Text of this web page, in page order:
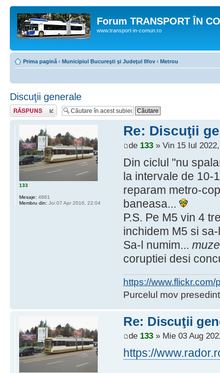
Forum TRANSPORT ÎN
www.transport-in-comun.ro
Prima pagină ‹ Municipiul Bucureşti şi Judeţul Ilfov ‹ Metrou
Discuţii generale
Răspunde
Re: Discuţii
de 133» Vin 15 Iul
Din ciclul "nu
la intervale de 10-
reparam metro-
baneasa...
P.S. Pe M5 vin 4
inchidem M5 si
Sa-l numim...
coruptiei desi
https://
Purcelul mov
133
Mesaje: 4861
Membru din: Joi 07 Apr 2016, 22:04
Re: Discuţii
de 133» Mie 03 Aug
https://